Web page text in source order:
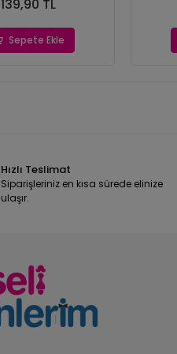
139,90 TL
Sepete Ekle
Hızlı Teslimat
Siparişleriniz en kısa sürede elinize
ulaşır.